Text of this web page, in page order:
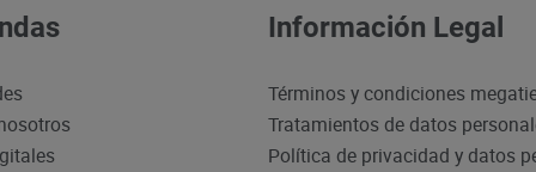
Información Legal
Términos y condiciones
Tratamientos de datos
Política de privacidad y datos